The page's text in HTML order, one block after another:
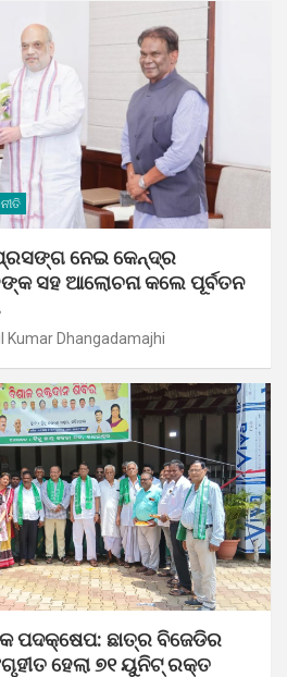
ନେଇ କେନ୍ଦ୍ର
ସହ ଆଲୋଚନା କଲେ ପୂର୍ବତନ
Kumar Dhangadamajhi
ପଦକ୍ଷେପ: ଛାତ୍ର ବିଜେଡିର
ହେଲା ୭୧ ୟୁନିଟ୍ ରକ୍ତ